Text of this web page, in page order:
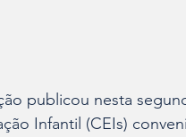
publicou nesta
Infantil (CEIs)